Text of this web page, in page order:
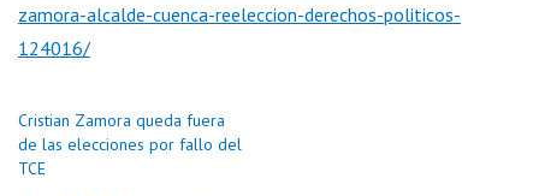
zamora-alcalde-cuenca-reeleccion-derechos-politicos-
124016/
Cristian Zamora queda fuera
de las elecciones por fallo del
TCE